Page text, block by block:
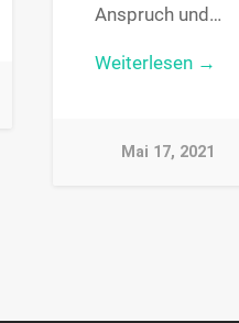
Anspruch und…
Weiterlesen →
Mai 17, 2021